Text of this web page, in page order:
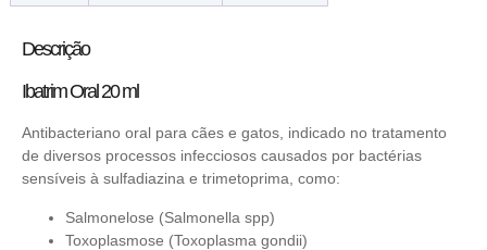
Descrição
Ibatrim Oral 20 ml
Antibacteriano oral para cães e gatos, indicado no tratamento
de diversos processos infecciosos causados por bactérias
sensíveis à sulfadiazina e trimetoprima, como:
Salmonelose (Salmonella spp)
Toxoplasmose (Toxoplasma gondii)